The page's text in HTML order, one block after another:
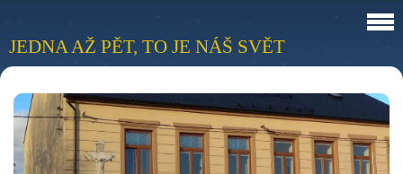
JEDNA AŽ PĚT, TO JE NÁŠ SVĚT